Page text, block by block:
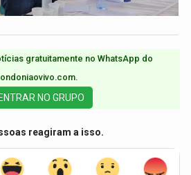
gratuitamente no WhatsApp do
NO GRUPO
reagiram a isso.